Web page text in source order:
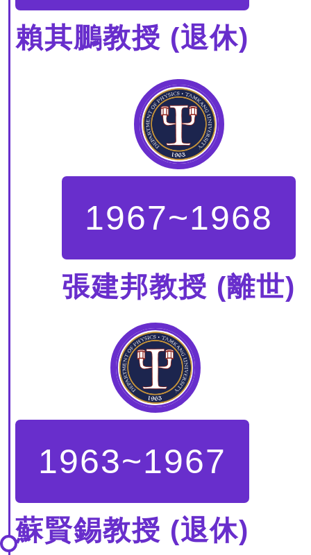
賴其鵬教授 (退休)
1967~1968
張建邦教授 (離世)
1963~1967
蘇賢錫教授 (退休)